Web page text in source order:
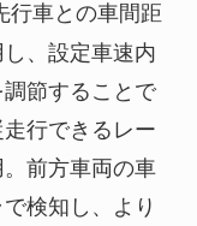
行車との車間距
、設定車速内
節することで
行できるレー
前方車両の車
検知し、より